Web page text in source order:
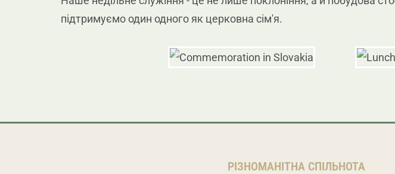
підтримуємо один одного як церковна сім'я.
РІЗНОМАНІТНА СПІЛЬНОТА